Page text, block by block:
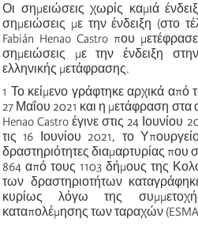
Οι σημειώσεις χωρίς καμιά
σημειώσεις με την ένδειξη (στο
Fabián Henao Castro που
σημειώσεις με την ένδειξη
ελληνικής μετάφρασης.
1 Το κείμενο γράφτηκε αρχικά από
27 Μαΐου 2021 και η μετάφραση στα
Henao Castro έγινε στις 24 Ιουνίου
τις 16 Ιουνίου 2021, το
δραστηριότητες διαμαρτυρίας που
864 από τους 1103 δήμους της
των δραστηριοτήτων
κυρίως λόγω της
καταπολέμησης των ταραχών